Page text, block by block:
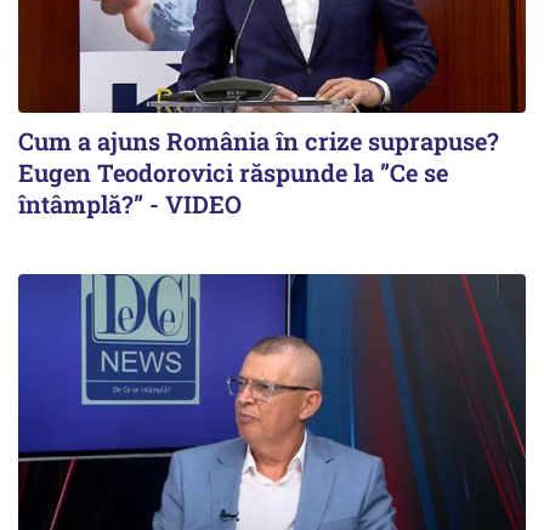
Cum a ajuns România în crize suprapuse?
Eugen Teodorovici răspunde la ”Ce se
întâmplă?” - VIDEO